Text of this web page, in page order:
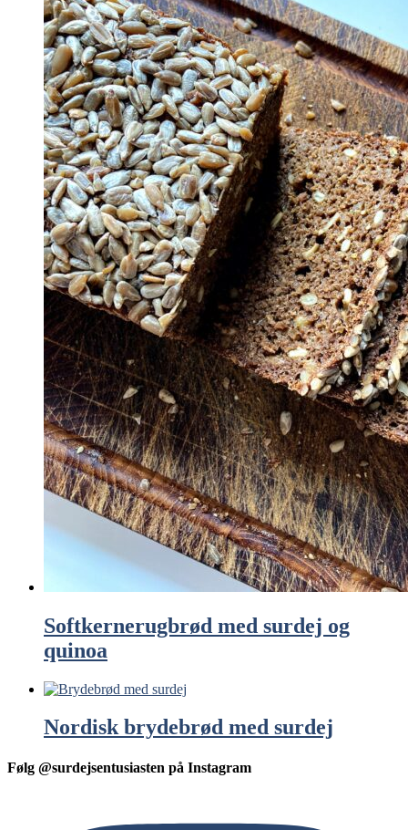
Softkernerugbrød med surdej og
quinoa
Nordisk brydebrød med surdej
Følg @surdejsentusiasten på Instagram